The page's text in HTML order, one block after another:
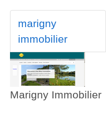
marigny
immobilier
Marigny Immobilier